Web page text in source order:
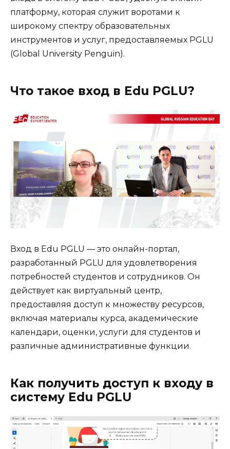
платформу, которая служит воротами к
широкому спектру образовательных
инструментов и услуг, предоставляемых PGLU
(Global University Penguin).
Что такое вход в Edu PGLU?
Вход в Edu PGLU — это онлайн-портал,
разработанный PGLU для удовлетворения
потребностей студентов и сотрудников. Он
действует как виртуальный центр,
предоставляя доступ к множеству ресурсов,
включая материалы курса, академические
календари, оценки, услуги для студентов и
различные административные функции.
Как получить доступ к входу в
систему Edu PGLU